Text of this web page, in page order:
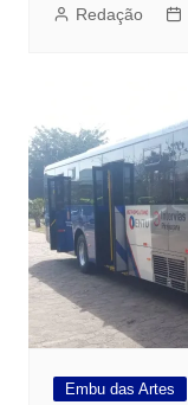
Redação
Embu das Artes